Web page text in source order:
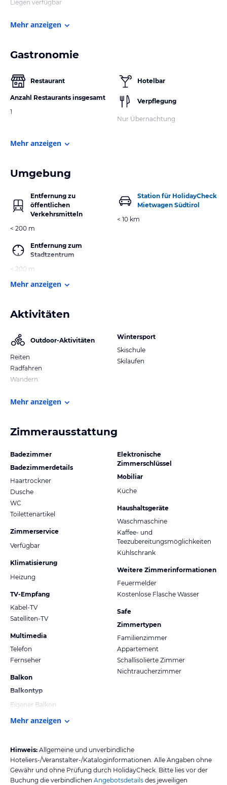
Liegen verfügbar
Mehr anzeigen
Gastronomie
Restaurant
Anzahl Restaurants insgesamt
1
Hotelbar
Verpflegung
Nur Übernachtung
Mehr anzeigen
Umgebung
Entfernung zu
öffentlichen
Verkehrsmitteln
< 200 m
Entfernung zum
Stadtzentrum
< 200 m
Station für HolidayCheck
Mietwagen Südtirol
< 10 km
Mehr anzeigen
Aktivitäten
Outdoor-Aktivitäten
Reiten
Radfahren
Wandern
Wintersport
Skischule
Skilaufen
Mehr anzeigen
Zimmerausstattung
Badezimmer
Badezimmerdetails
Haartrockner
Dusche
WC
Toilettenartikel
Zimmerservice
Verfügbar
Klimatisierung
Heizung
TV-Empfang
Kabel-TV
Satelliten-TV
Multimedia
Telefon
Fernseher
Balkon
Balkontyp
Eigener Balkon
Elektronische
Zimmerschlüssel
Mobiliar
Küche
Haushaltsgeräte
Waschmaschine
Kaffee- und
Teezubereitungsmöglichkeiten
Kühlschrank
Weitere Zimmerinformationen
Feuermelder
Kostenlose Flasche Wasser
Safe
Zimmertypen
Familienzimmer
Appartement
Schallisolierte Zimmer
Nichtraucherzimmer
Mehr anzeigen
Hinweis: Allgemeine und unverbindliche
Hoteliers-/Veranstalter-/Kataloginformationen. Alle Angaben ohne
Gewähr und ohne Prüfung durch HolidayCheck. Bitte lies vor der
Buchung die verbindlichen Angebotsdetails des jeweiligen